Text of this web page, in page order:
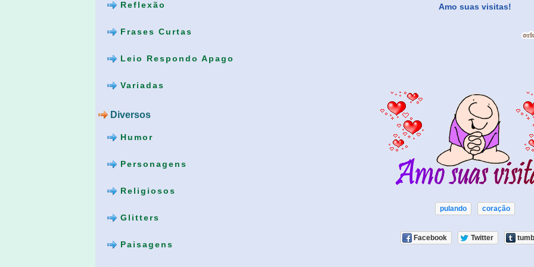
Reflexão
Frases Curtas
Leio Respondo Apago
Variadas
Diversos
Humor
Personagens
Religiosos
Glitters
Paisagens
Amo suas visitas!
pulando coração
Facebook Twitter